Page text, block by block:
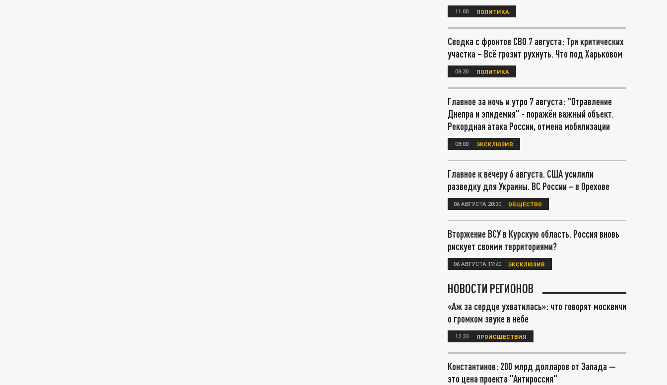
11:00 ПОЛИТИКА
Сводка с фронтов СВО 7 августа: Три критических
участка – Всё грозит рухнуть. Что под Харьковом
08:30 ПОЛИТИКА
Главное за ночь и утро 7 августа: "Отравление
Днепра и эпидемия" - поражён важный объект.
Рекордная атака России, отмена мобилизации
08:00 ЭКСКЛЮЗИВ
Главное к вечеру 6 августа. США усилили
разведку для Украины. ВС России – в Орехове
06 АВГУСТА 20:30 ОБЩЕСТВО
Вторжение ВСУ в Курскую область. Россия вновь
рискует своими территориями?
06 АВГУСТА 17:40 ЭКСКЛЮЗИВ
НОВОСТИ РЕГИОНОВ
«Аж за сердце ухватилась»: что говорят москвичи
о громком звуке в небе
12:33 ПРОИСШЕСТВИЯ
Константинов: 200 млрд долларов от Запада —
это цена проекта "Антироссия"